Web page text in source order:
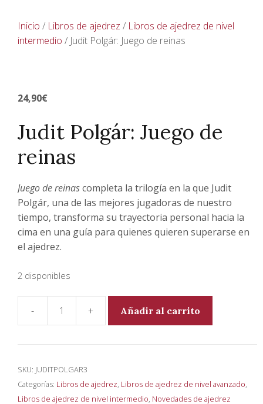
Inicio / Libros de ajedrez / Libros de ajedrez de nivel
intermedio / Judit Polgár: Juego de reinas
24,90€
Judit Polgár: Juego de
reinas
Juego de reinascompleta la trilogía en la que Judit
Polgár, una de las mejores jugadoras de nuestro
tiempo, transforma su trayectoria personal hacia la
cima en una guía para quienes quieren superarse en
el ajedrez.
2 disponibles
Judit
Juego
cantidad
Añadir al carrito
SKU: JUDITPOLGAR3
Categorías: Libros de ajedrez, Libros de ajedrez de nivel avanzado,
Libros de ajedrez de nivel intermedio, Novedades de ajedrez